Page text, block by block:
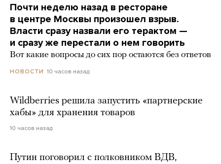
Почти неделю назад в ресторане
в центре Москвы произошел взрыв.
Власти сразу назвали его терактом —
и сразу же перестали о нем говорить
Вот какие вопросы до сих пор остаются без ответов
НОВОСТИ 10 часов назад
Wildberries решила запустить «партнерские
хабы» для хранения товаров
10 часов назад
Путин поговорил с полковником ВДВ,